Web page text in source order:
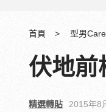
首頁 型男Care
伏地前
精選轉貼 2015年8